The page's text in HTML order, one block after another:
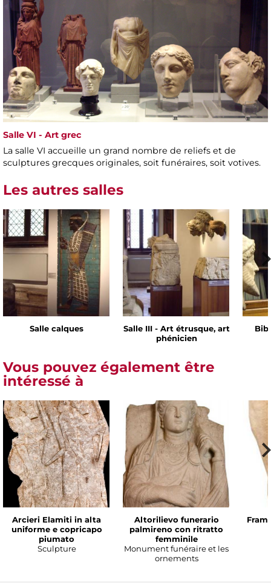
Salle VI - Art grec
La salle VI accueille un grand nombre de reliefs et de
sculptures grecques originales, soit funéraires, soit votives.
Les autres salles
Salle calques
Salle III - Art étrusque, art
phénicien
Vous pouvez également être
intéressé à
Arcieri Elamiti in alta
uniforme e copricapo
piumato
Sculpture
Altorilievo funerario
palmireno con ritratto
femminile
Monument funéraire et les
ornements